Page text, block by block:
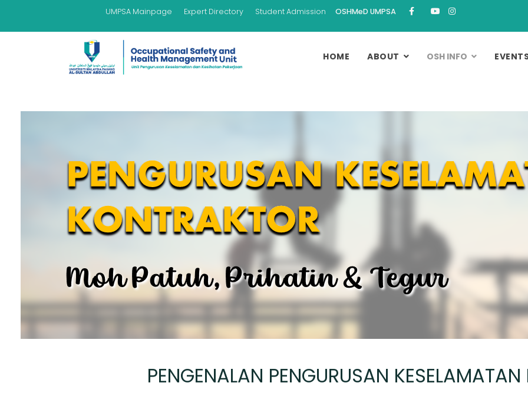
UMPSA Mainpage Expert Directory Student Admission OSHMeD UMPSA
HOME ABOUT OSH INFO
PENGENALAN PENGURUSAN